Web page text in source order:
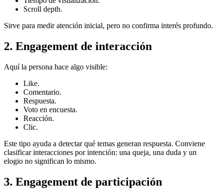
Scroll depth.
Sirve para medir atención inicial, pero no confirma interés profundo.
2. Engagement de interacción
Aquí la persona hace algo visible:
Like.
Comentario.
Respuesta.
Voto en encuesta.
Reacción.
Clic.
Este tipo ayuda a detectar qué temas generan respuesta. Conviene
clasificar interacciones por intención: una queja, una duda y un
elogio no significan lo mismo.
3. Engagement de participación